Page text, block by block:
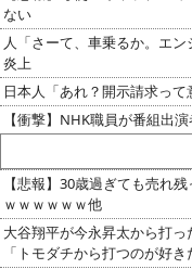
ない
人「さーて、車乗るか。エ
炎上
日本人「あれ？開示請求って
【衝撃】NHK職員が番組出
【悲報】30歳過ぎても売れ
ｗｗｗｗｗｗ他
大谷翔平が今永昇太から打
「トモダチから打つのが好